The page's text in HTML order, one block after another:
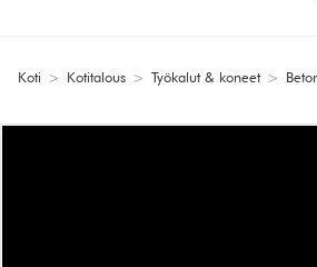
Koti > Kotitalous > Työkalut & koneet >